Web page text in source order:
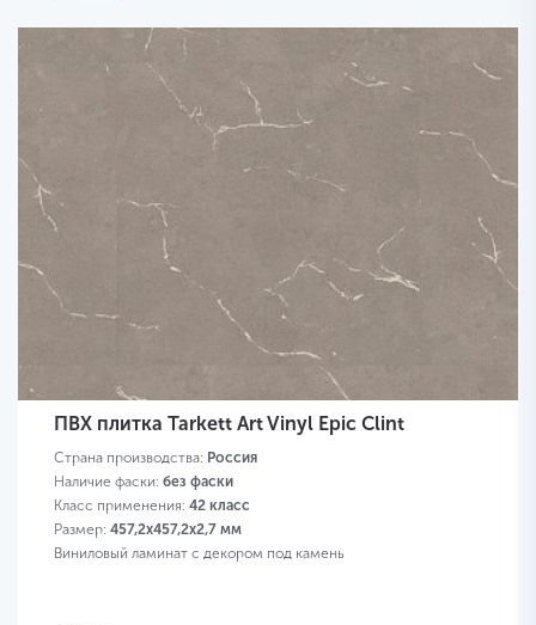
ПВХ плитка Tarkett Art Vinyl Epic Clint
Страна производства: Россия
Наличие фаски: без фаски
Класс применения: 42 класс
Размер: 457,2х457,2х2,7 мм
Виниловый ламинат с декором под камень